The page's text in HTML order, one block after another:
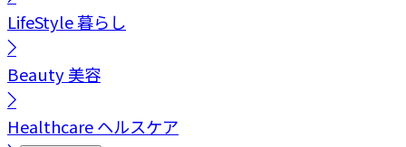
LifeStyle暮らし
Beauty美容
Healthcareヘルスケア